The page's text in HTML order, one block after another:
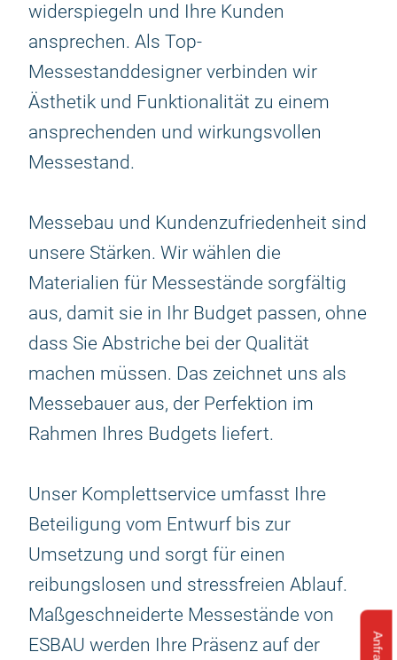
widerspiegeln und Ihre Kunden
ansprechen. Als Top-
Messestanddesigner verbinden wir
Ästhetik und Funktionalität zu einem
ansprechenden und wirkungsvollen
Messestand.
Messebau und Kundenzufriedenheit sind
unsere Stärken. Wir wählen die
Materialien für Messestände sorgfältig
aus, damit sie in Ihr Budget passen, ohne
dass Sie Abstriche bei der Qualität
machen müssen. Das zeichnet uns als
Messebauer aus, der Perfektion im
Rahmen Ihres Budgets liefert.
Unser Komplettservice umfasst Ihre
Beteiligung vom Entwurf bis zur
Umsetzung und sorgt für einen
reibungslosen und stressfreien Ablauf.
Maßgeschneiderte Messestände von
ESBAU werden Ihre Präsenz auf der